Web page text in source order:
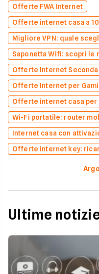
Offerte FWA Internet
Offerte internet casa a
Migliore VPN: quale
Saponetta Wifi: scopri
Offerte Internet Seconda
Offerte Internet per
Offerte internet casa per
Wi-Fi portatile: router
Internet casa con
Offerte internet key:
Ultime